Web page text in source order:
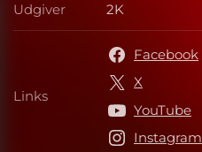
Udgiver Udgiver
2K
Links Links
Facebook
X
YouTube
Instagram